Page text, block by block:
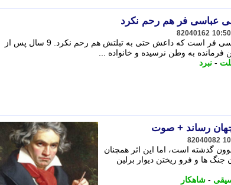
عباسی فر هم رحم نکرد
82040162
یار حاج قاسم، روایت زندگی سردار شهید مرادعلی عباسی فر است که داعش حتی به تبلتش هم رحم نکرد. 9 سال پس از
- نبرد
رساند + صوت
82040082
دو قرن از نخستین اجرای سمفونی شماره 9 بتهوون گذشته است، اما این اثر همچنان
ها و فرو ریختن دیوار برلین
- شاهکار